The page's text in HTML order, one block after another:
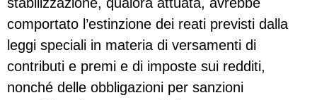
comportato l’estinzione dei reati previsti dalla
leggi speciali in materia di versamenti di
contributi e premi e di imposte sui redditi,
nonché delle obbligazioni per sanzioni